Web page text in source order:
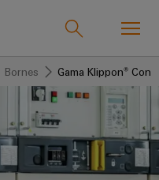
easyConnect
Bornes Gama Klippon®